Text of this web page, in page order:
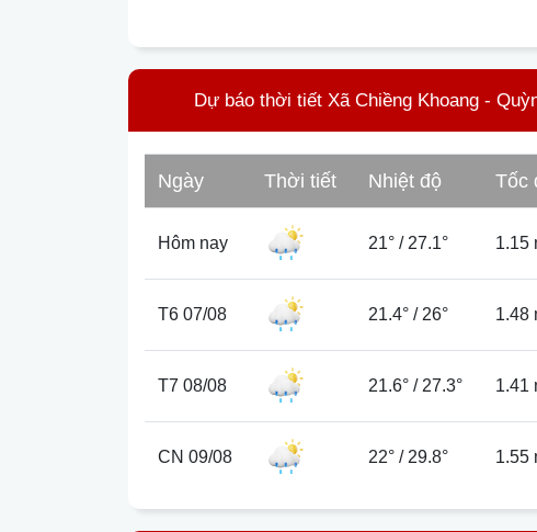
Dự báo thời tiết Xã Chiềng Khoang -
Ngày Thời tiết Nhiệt độ Tốc
Hôm nay 21° / 27.1° 1.15
T6 07/08 21.4° / 26° 1.48
T7 08/08 21.6° / 27.3° 1.41
CN 09/08 22° / 29.8° 1.55